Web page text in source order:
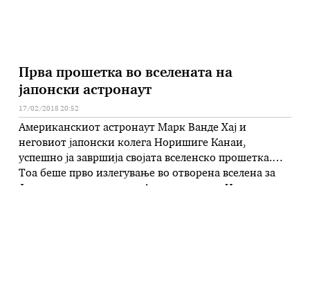
Прва прошетка во вселената на
јапонски астронаут
17/02/2018 20:52
Американскиот астронаут Марк Ванде Хај и
неговиот јапонски колега Норишиге Канаи,
успешно ја завршија својата вселенско прошетка.
Тоа беше прво излегување во отворена вселена за